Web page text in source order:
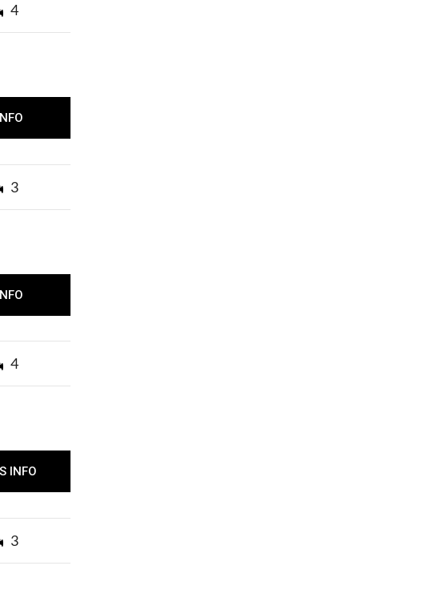
4
3
USD
4
USD
3
USD
INFO